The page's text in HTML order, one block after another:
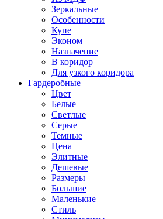
Зеркальные
Особенности
Купе
Эконом
Назначение
В коридор
Для узкого коридора
Гардеробные
Цвет
Белые
Светлые
Серые
Темные
Цена
Элитные
Дешевые
Размеры
Большие
Маленькие
Стиль